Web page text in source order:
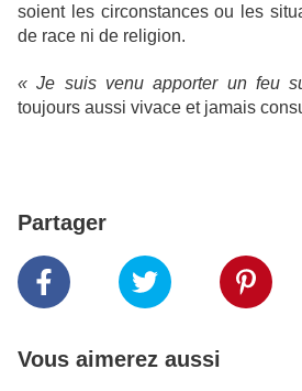
soient les circonstances ou les
de race ni de religion.
« Je suis venu apporter un feu
toujours aussi vivace et jamais
Partager
Vous aimerez aussi